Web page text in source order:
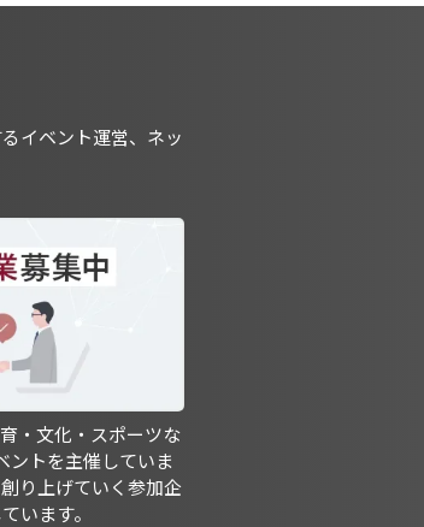
イベント運営、ネッ
・文化・スポーツな
ントを主催していま
り上げていく参加企
います。